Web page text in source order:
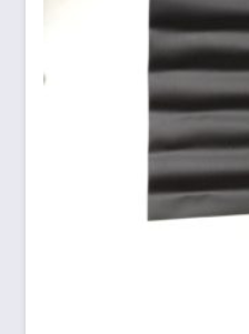
Planen aller Art